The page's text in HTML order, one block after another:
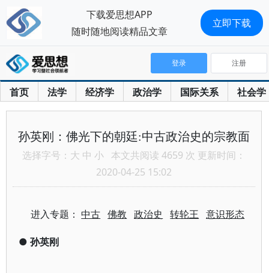
首页 法学 经济学 政治学 国际关系 社会学
登录 注册
孙英刚：佛光下的朝廷:中古政治史的宗教面
选择字号： 大 中 小 本文共阅读 4659 次 更新时间：
2020-04-25 15:02
进入专题：中古 佛教 政治史 转轮王 意识形态
● 孙英刚
下载爱思想APP
随时随地阅读精品文章
立即下载